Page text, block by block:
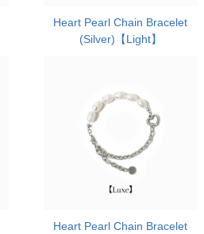
Heart Pearl Chain Bracelet
(Silver)【Light】
Heart Pearl Chain Bracelet